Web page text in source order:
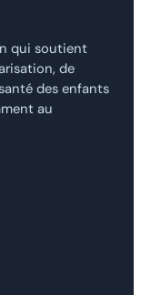
qui soutient
de
des enfants
au